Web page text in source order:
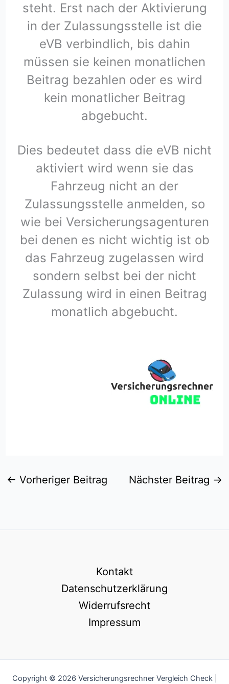
steht. Erst nach der Aktivierung
in der Zulassungsstelle ist die
eVB verbindlich, bis dahin
müssen sie keinen monatlichen
Beitrag bezahlen oder es wird
kein monatlicher Beitrag
abgebucht.
Dies bedeutet dass die eVB nicht
aktiviert wird wenn sie das
Fahrzeug nicht an der
Zulassungsstelle anmelden, so
wie bei Versicherungsagenturen
bei denen es nicht wichtig ist ob
das Fahrzeug zugelassen wird
sondern selbst bei der nicht
Zulassung wird in einen Beitrag
monatlich abgebucht.
← Vorheriger Beitrag Nächster Beitrag →
Kontakt
Datenschutzerklärung
Widerrufsrecht
Impressum
Copyright © 2026 Versicherungsrechner Vergleich Check |